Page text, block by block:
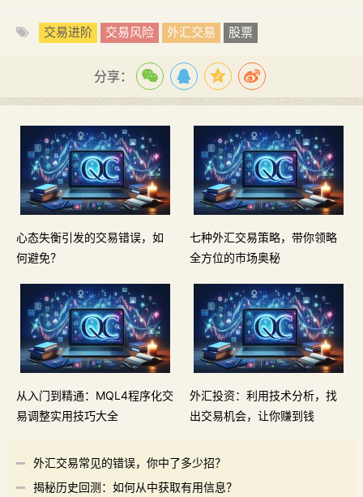
交易进阶 交易风险 外汇交易 股票
分享：
心态失衡引发的交易错误，如
何避免？
七种外汇交易策略，带你领略
全方位的市场奥秘
从入门到精通：MQL4程序化交
易调整实用技巧大全
外汇投资：利用技术分析，找
出交易机会，让你赚到钱
外汇交易常见的错误，你中了多少招？
揭秘历史回测：如何从中获取有用信息？